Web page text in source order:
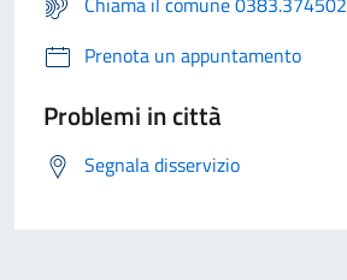
Prenota un appuntamento
Problemi in città
Segnala disservizio